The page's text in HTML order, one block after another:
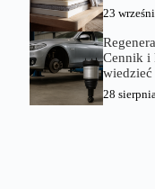
23
Cennik i
wiedzieć
28